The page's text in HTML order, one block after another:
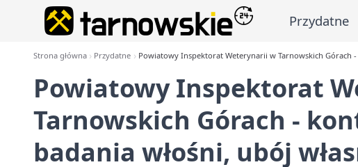
Przydatne
Strona główna Przydatne Powiatowy Inspektorat Weterynarii w Tarnowskich Górach
Powiatowy Inspektorat
Tarnowskich Górach -
badania włośni, ubój